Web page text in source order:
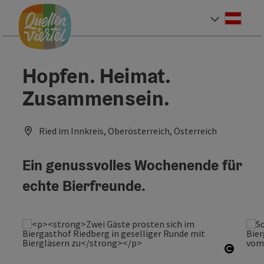
Zum Inhalt
Zur Navigation
Zum Seitenanfang
Hopfen. Heimat.
Zusammensein.
Ried im Innkreis, Oberösterreich, Österreich
Ein genussvolles Wochenende für
echte Bierfreunde.